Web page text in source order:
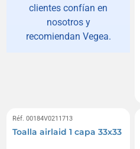
clientes confían en
nosotros y
recomiendan Vegea.
Réf. 00184V0211713
Toalla airlaid 1 capa 33x33